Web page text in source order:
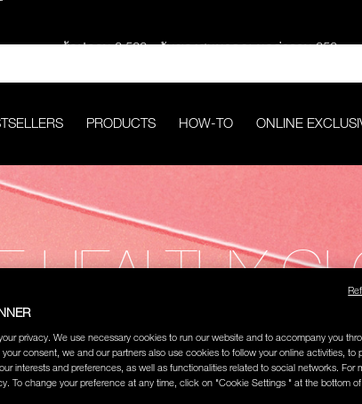
ช้อปครบ 2,500.- รับของสมนาคุณ มูลค่ารวม 850.-
ช้อป Quad Eyeshadow รับฟรี Mini Eyeshadow Brush มูลค่า
ช้อป Insatiable Liquid Blush รับฟรี Finger Puff มูลค่า 250.-
Prismatic Powder รับฟรี Radiant Creamy
ในThe Petal Play Collection (ยกเว้น Serum Cushion Case) รั
PRODUCTS HOW-TO ONLINE
HEALTHY
privacy. We use necessary cookies to run our website and to accompany you
consent, we and our partners also use cookies to follow your online activities, to
interests and preferences, as well as functionalities related to social networks. For
To change your preference at any time, click on "Cookie Settings " at the bottom of